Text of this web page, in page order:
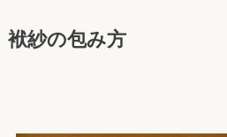
袱紗の包み方